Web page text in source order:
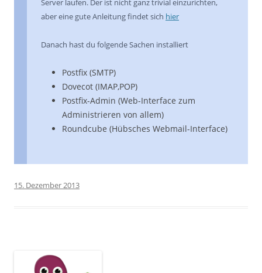
Server laufen. Der ist nicht ganz trivial einzurichten,
aber eine gute Anleitung findet sich hier
Danach hast du folgende Sachen installiert
Postfix (SMTP)
Dovecot (IMAP,POP)
Postfix-Admin (Web-Interface zum
Administrieren von allem)
Roundcube (Hübsches Webmail-Interface)
15. Dezember 2013